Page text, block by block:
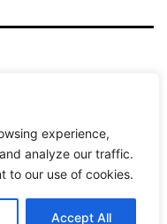
experience,
analyze our traffic.
to our use of cookies.
Accept All